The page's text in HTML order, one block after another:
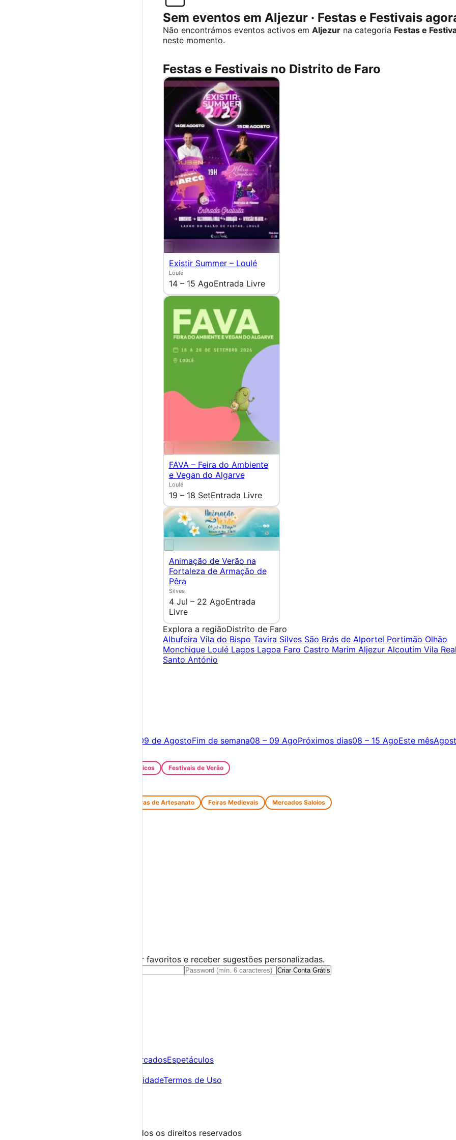
Sem eventos em Aljezur · Festas e Festivais
Não encontrámos eventos activos em Aljezur na categoria Festas e
neste momento.
Festas e Festivais no Distrito de Faro
Existir Summer – Loulé
Loulé
14 – 15 AgoEntrada Livre
FAVA – Feira do Ambiente
e Vegan do Algarve
Loulé
19 – 18 SetEntrada Livre
Animação de Verão na
Fortaleza de Armação de
Pêra
Silves
4 Jul – 22 AgoEntrada
Livre
Explora a regiãoDistrito de Faro
Albufeira Vila do Bispo Tavira Silves São Brás de Alportel Portimão Olhão
Monchique Loulé Lagos Lagoa Faro Castro Marim Aljezur Alcoutim Vila
Santo António
09 de AgostoFim de semana08 – 09 AgoPróximos dias08 – 15 AgoEste mês
Festivais Gastronómicos Festivais de Verão
Feiras de Artesanato Feiras Medievais Mercados Saloios
Cria uma conta gratuita para guardar favoritos e receber sugestões personalizadas.
Criar Conta Grátis
Feiras e MercadosEspetáculos
Política de PrivacidadeTermos de Uso
© 2023-2026 aondevamos.pt — Todos os direitos reservados